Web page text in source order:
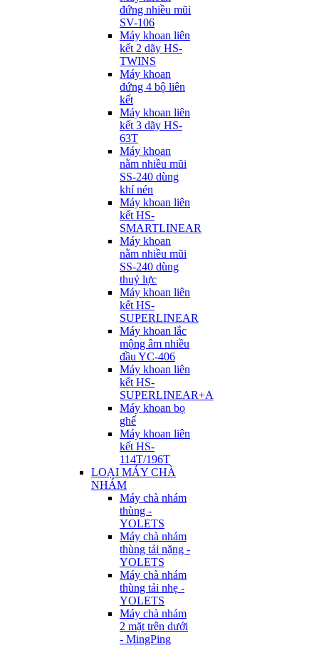
đứng nhiều mũi
SV-106
Máy khoan liên
kết 2 dãy HS-
TWINS
Máy khoan
đứng 4 bộ liên
kết
Máy khoan liên
kết 3 dãy HS-
63T
Máy khoan
nằm nhiều mũi
SS-240 dùng
khí nén
Máy khoan liên
kết HS-
SMARTLINEAR
Máy khoan
nằm nhiều mũi
SS-240 dùng
thuỷ lực
Máy khoan liên
kết HS-
SUPERLINEAR
Máy khoan lắc
mộng âm nhiều
đầu YC-406
Máy khoan liên
kết HS-
SUPERLINEAR+A
Máy khoan bọ
ghế
Máy khoan liên
kết HS-
114T/196T
LOẠI MÁY CHÀ
NHÁM
Máy chà nhám
thùng -
YOLETS
Máy chà nhám
thùng tải nặng -
YOLETS
Máy chà nhám
thùng tải nhẹ -
YOLETS
Máy chà nhám
2 mặt trên dưới
- MingPing